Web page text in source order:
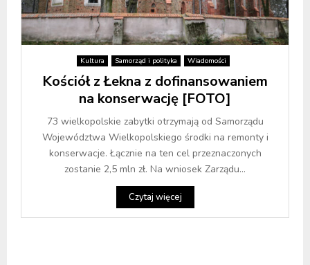
Kultura Samorząd i polityka Wiadomości
Kościół z Łekna z dofinansowaniem
na konserwację [FOTO]
73 wielkopolskie zabytki otrzymają od Samorządu
Województwa Wielkopolskiego środki na remonty i
konserwacje. Łącznie na ten cel przeznaczonych
zostanie 2,5 mln zł. Na wniosek Zarządu...
Czytaj więcej